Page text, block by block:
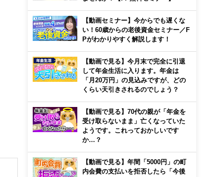
【動画セミナー】今からでも遅くな
い！60歳からの老後資金セミナー／F
Pがわかりやすく解説します！
【動画で見る】今月末で完全に引退
して年金生活に入ります。年金は
「月20万円」の見込みですが、どの
くらい天引きされるのでしょう？
【動画で見る】70代の親が「年金を
受け取らないまま」亡くなっていた
ようです。これっておかしいです
か…？
【動画で見る】年間「5000円」の町
内会費の支払いを拒否したら「今後